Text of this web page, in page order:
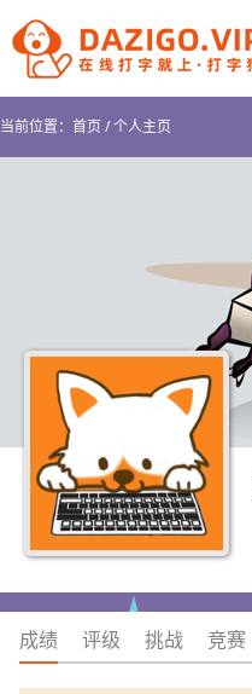
当前位置： 首页/个人主页
成绩 评级 挑战 竞赛